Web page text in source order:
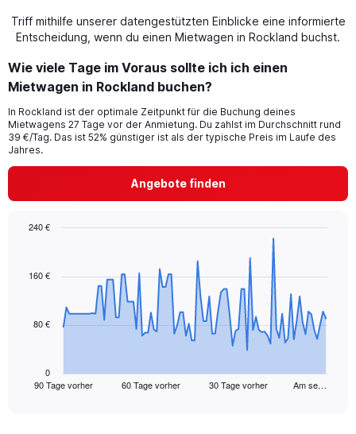
Triff mithilfe unserer datengestützten Einblicke eine informierte
Entscheidung, wenn du einen Mietwagen in Rockland buchst.
Wie viele Tage im Voraus sollte ich ich einen
Mietwagen in Rockland buchen?
In Rockland ist der optimale Zeitpunkt für die Buchung deines
Mietwagens 27 Tage vor der Anmietung. Du zahlst im Durchschnitt rund
39 €/Tag. Das ist 52% günstiger ist als der typische Preis im Laufe des
Jahres.
Angebote finden
data
The
90 Tage vorher 60 Tage vorher 30 Tage vorher Am se…
0
80 €
160 €
240 €
End